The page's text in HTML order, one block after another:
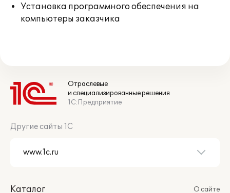
Установка программного обеспечения на
компьютеры заказчика
Отраслевые
и специализированные решения
1С:Предприятие
Другие сайты 1С
Каталог
О сайте